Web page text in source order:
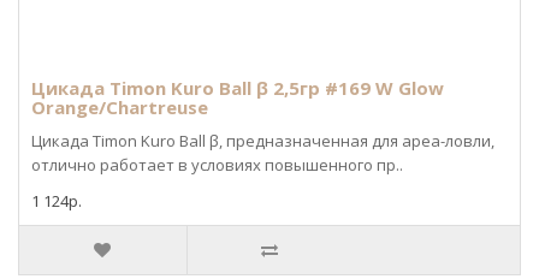
Цикада Timon Kuro Ball β 2,5гр #169 W Glow
Orange/Chartreuse
Цикада Timon Kuro Ball β, предназначенная для ареа-ловли,
отлично работает в условиях повышенного пр..
1 124р.